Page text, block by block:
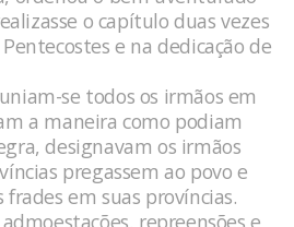
o capítulo duas vezes
e na dedicação de
se todos os irmãos em
a maneira como podiam
designavam os irmãos
pregassem ao povo e
frades em suas províncias.
repreensões e